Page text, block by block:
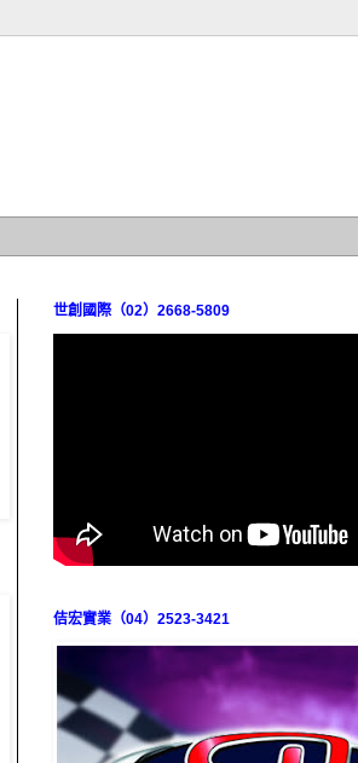
世創國際（02）2668-5809
佶宏實業（04）2523-3421